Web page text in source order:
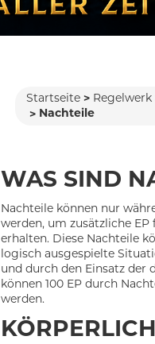
Startseite Regelwerk
Nachteile
WAS SIND
Nachteile können nur
werden, um zusätzliche
erhalten. Diese Nachteile
logisch ausgespielte
und durch den Einsatz der
können 100 EP durch
werden.